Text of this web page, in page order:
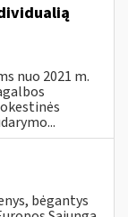
nuo 2021 m.
bėgantys